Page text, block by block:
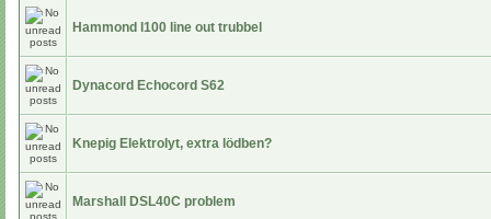
Hammond l100 line out trubbel
Dynacord Echocord S62
Knepig Elektrolyt, extra lödben?
Marshall DSL40C problem